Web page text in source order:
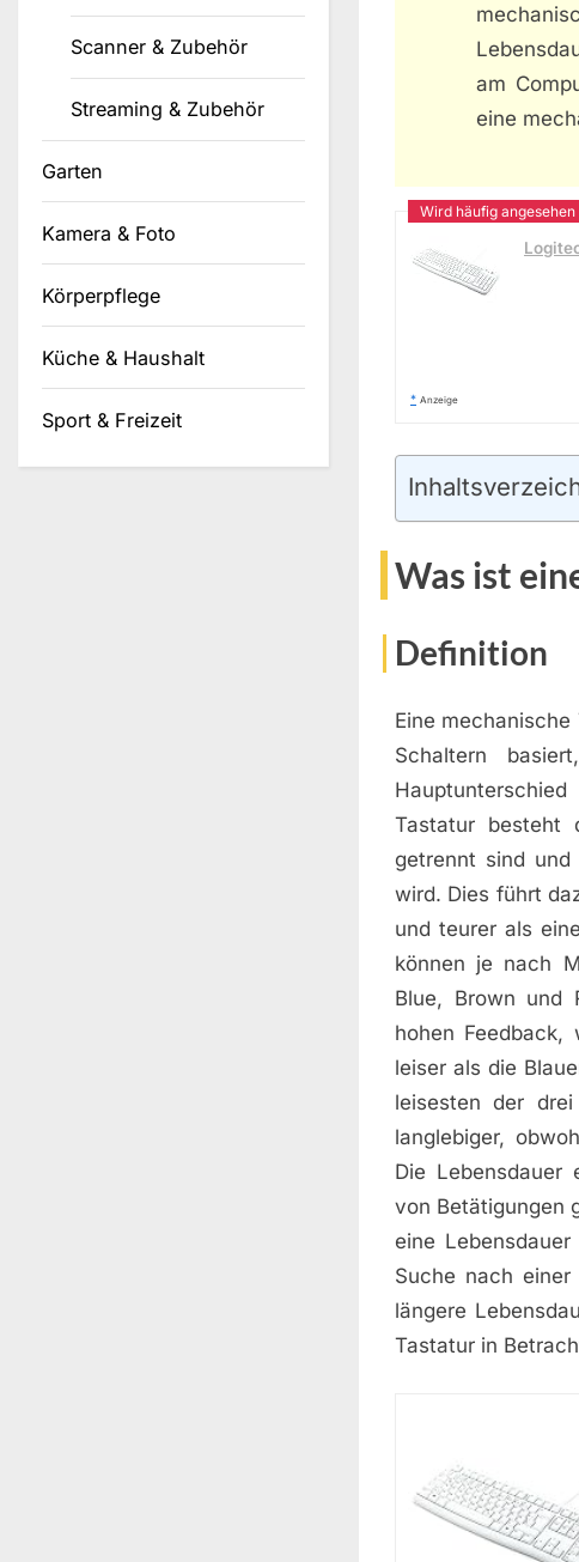
am
eine
* Anzeige
Was ist
Definition
Eine
Schaltern
Tastatur besteht
getrennt sind
wird. Dies führt
und teurer als
können je nach
Blue, Brown und
hohen Feedback,
leiser als die
leisesten der
langlebiger,
Die Lebensdauer
von Betätigungen
eine
Suche nach
längere
Tastatur in
Scanner & Zubehör
Streaming & Zubehör
Garten
Kamera & Foto
Körperpflege
Küche & Haushalt
Sport & Freizeit